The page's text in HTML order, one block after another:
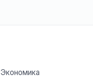
Экономика